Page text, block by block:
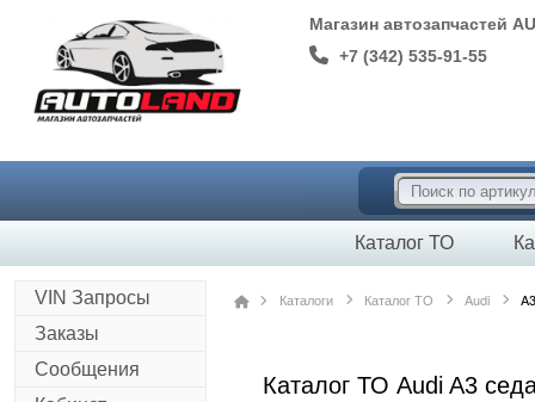
Магазин автозапчастей
+7 (342) 535-91-55
Каталог ТО
VIN Запросы
Заказы
Сообщения
Каталоги Каталог ТО Audi
Каталог ТО Audi A3